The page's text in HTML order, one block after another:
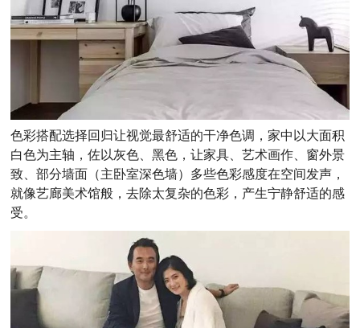
色彩搭配选择回归让视觉最舒适的干净色调，家中以大面积
白色为主轴，佐以灰色、黑色，让家具、艺术画作、窗外景
致、部分墙面（主卧室深色墙）多些色彩感度在空间发声，
就像艺廊美术馆般，去除太复杂的色彩，产生宁静舒适的感
受。